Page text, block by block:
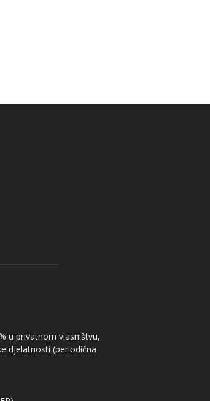
u privatnom vlasništvu,
djelatnosti (periodična